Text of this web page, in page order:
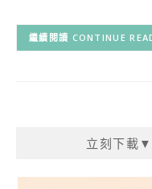
CONTINUE
立刻下載